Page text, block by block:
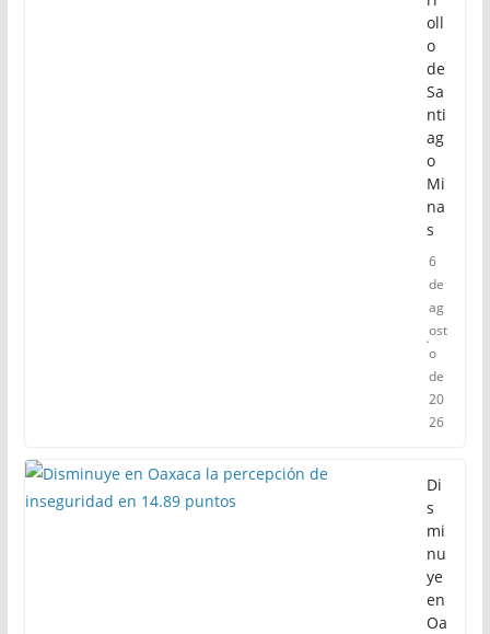
a
im
pu
lsa
el
de
sa
rr
oll
o
de
Sa
nti
ag
o
Mi
na
s
6
ost
o
de
20
26